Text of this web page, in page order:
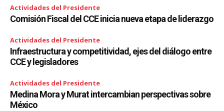
Actividades del Presidente
Comisión Fiscal del CCE inicia nueva etapa de liderazgo
Actividades del Presidente
Infraestructura y competitividad, ejes del diálogo entre
CCE y legisladores
Actividades del Presidente
Medina Mora y Murat intercambian perspectivas sobre
México